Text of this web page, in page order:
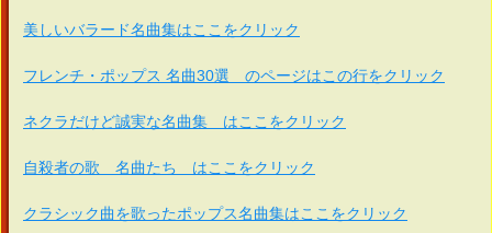
美しいバラード名曲集はここをクリック
フレンチ・ポップス 名曲30選 のページはこの行をクリック
ネクラだけど誠実な名曲集 はここをクリック
自殺者の歌 名曲たち はここをクリック
クラシック曲を歌ったポップス名曲集はここをクリック